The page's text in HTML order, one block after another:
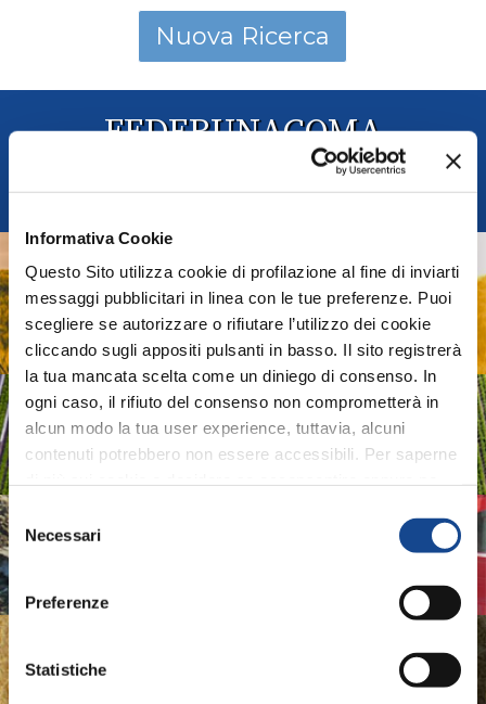
Informativa Cookie
Questo Sito utilizza cookie di profilazione al fine di inviarti
messaggi pubblicitari in linea con le tue preferenze. Puoi
scegliere se autorizzare o rifiutare l’utilizzo dei cookie
cliccando sugli appositi pulsanti in basso. Il sito registrerà
la tua mancata scelta come un diniego di consenso. In
ogni caso, il rifiuto del consenso non comprometterà in
alcun modo la tua user experience, tuttavia, alcuni
contenuti potrebbero non essere accessibili. Per saperne
invitiamo a consultare la nostra
Selezione
del
consenso
Necessari
Preferenze
Statistiche
FEDERUNACOMA
Federazione Nazionale Costruttori Macchine per
l'Agricoltura
AGRIDIGITAL
Sistemi e Tecnologie Digitali per Macchine e Produzioni
Agricole
ASSOIDROTECH
Associazione Produttori Sistemi per l'Irrigazione